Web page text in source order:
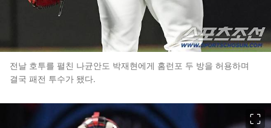
전날 호투를 펼친 나균안도 박재현에게 홈런포 두 방을 허용하며
결국 패전 투수가 됐다.